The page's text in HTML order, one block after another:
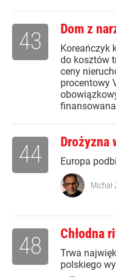
Dom z
Koreańczyk
do kosztów
ceny
procentowy
43
Drożyzna
Europa
44
Michał
Chłodna
Trwa
polskiego
48